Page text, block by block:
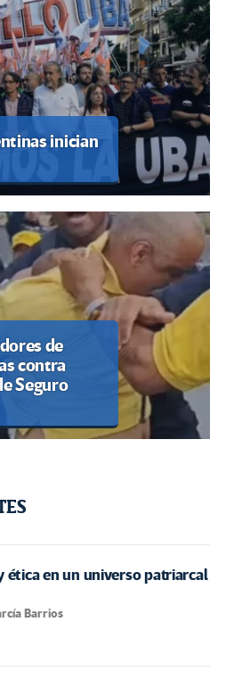
inician
de
contra
Seguro
ética en un universo patriarcal
Barrios